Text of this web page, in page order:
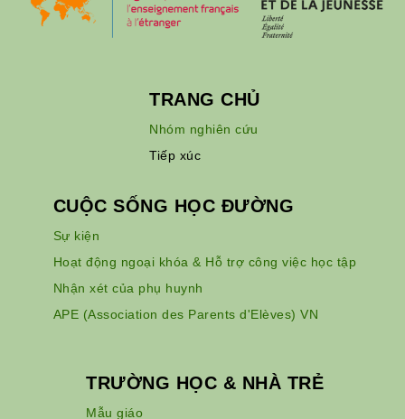
TRANG CHỦ
Nhóm nghiên cứu
Tiếp xúc
CUỘC SỐNG HỌC ĐƯỜNG
Sự kiện
Hoạt động ngoại khóa & Hỗ trợ công việc học tập
Nhận xét của phụ huynh
APE (Association des Parents d'Elèves) VN
TRƯỜNG HỌC & NHÀ TRẺ
Mẫu giáo